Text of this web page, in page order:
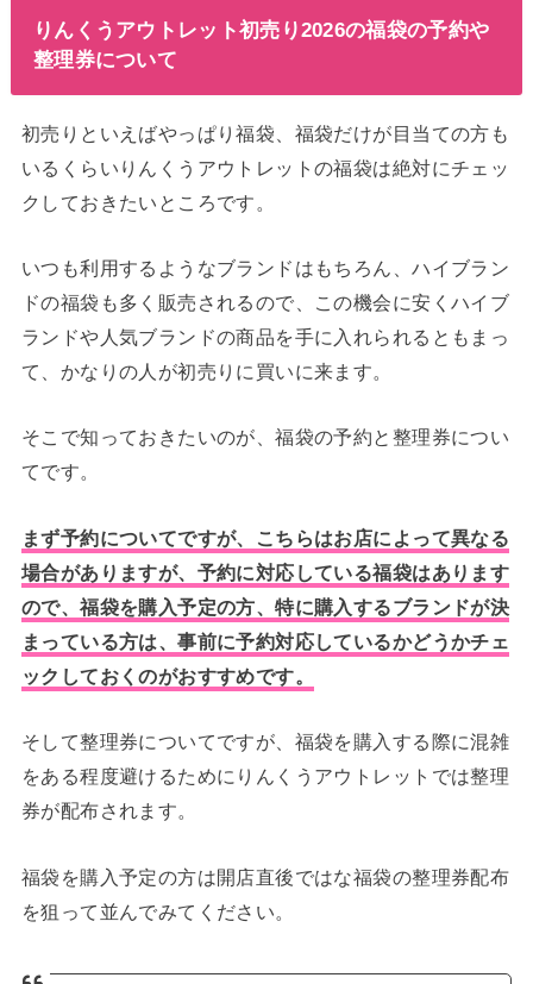
りんくうアウトレット初売り2026の福袋の予約や
整理券について
初売りといえばやっぱり福袋、福袋だけが目当ての方も
いるくらいりんくうアウトレットの福袋は絶対にチェッ
クしておきたいところです。
いつも利用するようなブランドはもちろん、ハイブラン
ドの福袋も多く販売されるので、この機会に安くハイブ
ランドや人気ブランドの商品を手に入れられるともまっ
て、かなりの人が初売りに買いに来ます。
そこで知っておきたいのが、福袋の予約と整理券につい
てです。
まず予約についてですが、こちらはお店によって異なる
場合がありますが、予約に対応している福袋はあります
ので、福袋を購入予定の方、特に購入するブランドが決
まっている方は、事前に予約対応しているかどうかチェ
ックしておくのがおすすめです。
そして整理券についてですが、福袋を購入する際に混雑
をある程度避けるためにりんくうアウトレットでは整理
券が配布されます。
福袋を購入予定の方は開店直後ではな福袋の整理券配布
を狙って並んでみてください。